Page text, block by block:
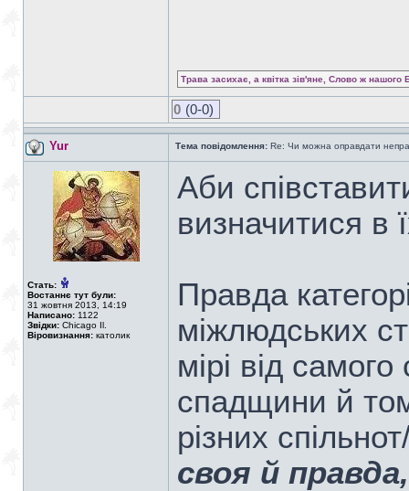
Трава засихає, а квітка зів'яне, Слово ж нашого
0 (0-0)
Yur Тема повідомлення: Re: Чи можна оправдати
Стать:
Востаннє тут були:
31 жовтня 2013, 14:19
Написано: 1122
Звідки: Chicago Il.
Віровизнання: католик
Аби
визначитися в
Правда
міжлюдських
мірі від
спадщини й
різних
своя й